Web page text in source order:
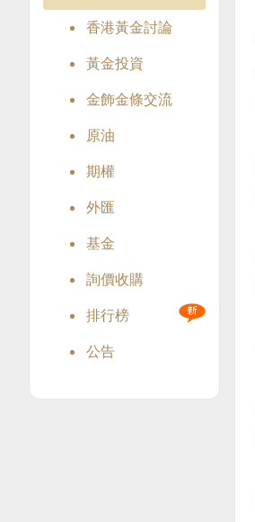
香港黃金討論
黃金投資
金飾金條交流
原油
期權
外匯
基金
詢價收購
排行榜
公告